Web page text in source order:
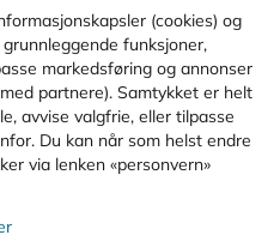
DETTE SÅ OGSÅ
(cookies) og
funksjoner,
markedsføring og annonser
partnere). Samtykket er helt
avvise valgfrie, eller tilpasse
Du kan når som helst endre
via lenken «personvern»